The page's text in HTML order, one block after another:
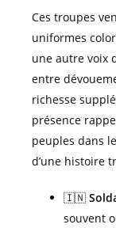
Ces troupes
uniformes
une autre voix
entre
richesse
présence
peuples dans
d’une histoire
🇮🇳
souvent